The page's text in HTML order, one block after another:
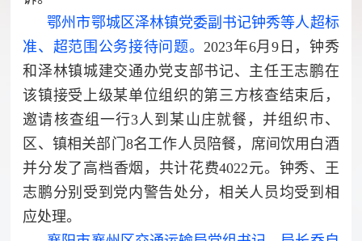
鄂州市鄂城区泽林镇党委副书记钟秀等人超标
准、超范围公务接待问题。2023年6月9日，钟秀
和泽林镇城建交通办党支部书记、主任王志鹏在
该镇接受上级某单位组织的第三方核查结束后，
邀请核查组一行3人到某山庄就餐，并组织市、
区、镇相关部门8名工作人员陪餐，席间饮用白酒
并分发了高档香烟，共计花费4022元。钟秀、王
志鹏分别受到党内警告处分，相关人员均受到相
应处理。